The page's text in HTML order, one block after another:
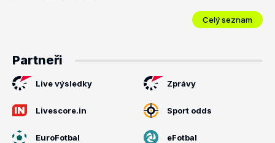
Celý seznam
Partneři
Live výsledky Zprávy
Livescore.in Sport odds
EuroFotbal eFotbal